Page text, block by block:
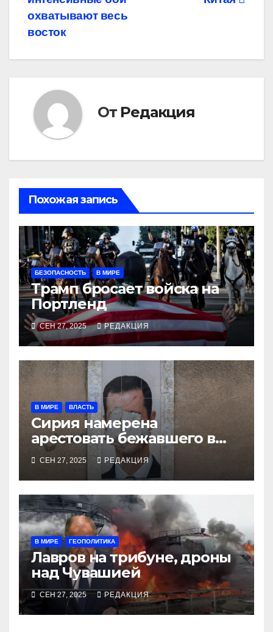
охватывают весь
восток
От Редакция
Похожая запись
БЕЗОПАСНОСТЬ В МИРЕ
Трамп бросает войска на
Портленд
СЕН 27, 2025 РЕДАКЦИЯ
В МИРЕ ВЛАСТЬ
Сирия намерена
арестовать бежавшего в
Москву экс-диктатора
СЕН 27, 2025 РЕДАКЦИЯ
В МИРЕ ГЕОПОЛИТИКА
Лавров на трибуне, дроны
над Чувашией
СЕН 27, 2025 РЕДАКЦИЯ